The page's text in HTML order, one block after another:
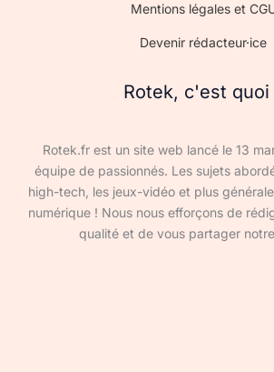
Mentions légales et
Devenir rédacteur·ice
Rotek, c'est quoi
Rotek.fr est un site web lancé le 13
équipe de passionnés. Les sujets
high-tech, les jeux-vidéo et plus
numérique ! Nous nous efforçons de
qualité et de vous partager